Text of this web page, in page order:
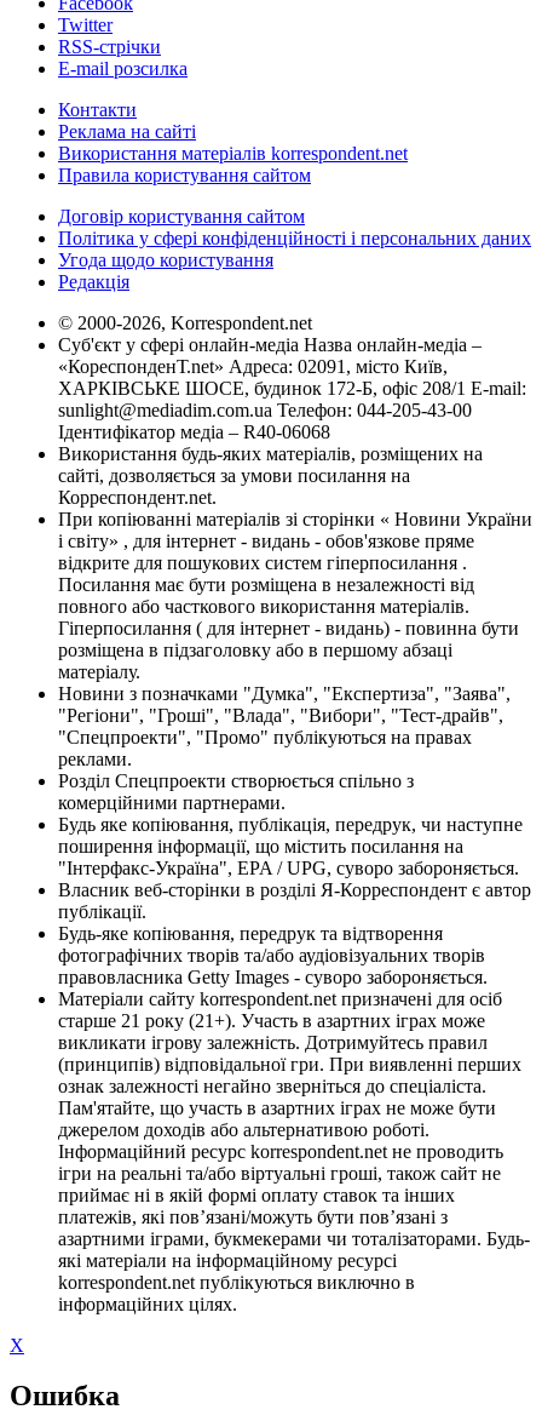
Twitter
RSS-стрічки
E-mail розсилка
Контакти
Реклама на сайті
Використання матеріалів korrespondent.net
Правила користування сайтом
Договір користування сайтом
Політика у сфері конфіденційності і персональних даних
Угода щодо користування
Редакція
© 2000-2026, Korrespondent.net
Суб'єкт у сфері онлайн-медіа Назва онлайн-медіа –
«КореспонденТ.net» Адреса: 02091, місто Київ,
ХАРКІВСЬКЕ ШОСЕ, будинок 172-Б, офіс 208/1 E-mail:
sunlight@mediadim.com.ua Телефон: 044-205-43-00
Ідентифікатор медіа – R40-06068
Використання будь-яких матеріалів, розміщених на
сайті, дозволяється за умови посилання на
Корреспондент.net.
При копіюванні матеріалів зі сторінки « Новини України
і світу» , для інтернет - видань - обов'язкове пряме
відкрите для пошукових систем гіперпосилання .
Посилання має бути розміщена в незалежності від
повного або часткового використання матеріалів.
Гіперпосилання ( для інтернет - видань) - повинна бути
розміщена в підзаголовку або в першому абзаці
матеріалу.
Новини з позначками "Думка", "Експертиза", "Заява",
"Регіони", "Гроші", "Влада", "Вибори", "Тест-драйв",
"Спецпроекти", "Промо" публікуються на правах
реклами.
Розділ Спецпроекти створюється спільно з
комерційними партнерами.
Будь яке копіювання, публікація, передрук, чи наступне
поширення інформації, що містить посилання на
"Інтерфакс-Україна", EPA / UPG, суворо забороняється.
Власник веб-сторінки в розділі Я-Корреспондент є автор
публікації.
Будь-яке копіювання, передрук та відтворення
фотографічних творів та/або аудіовізуальних творів
правовласника Getty Images - суворо забороняється.
Матеріали сайту korrespondent.net призначені для осіб
старше 21 року (21+). Участь в азартних іграх може
викликати ігрову залежність. Дотримуйтесь правил
(принципів) відповідальної гри. При виявленні перших
ознак залежності негайно зверніться до спеціаліста.
Пам'ятайте, що участь в азартних іграх не може бути
джерелом доходів або альтернативою роботі.
Інформаційний ресурс korrespondent.net не проводить
ігри на реальні та/або віртуальні гроші, також сайт не
приймає ні в якій формі оплату ставок та інших
платежів, які пов’язані/можуть бути пов’язані з
азартними іграми, букмекерами чи тоталізаторами. Будь-
які матеріали на інформаційному ресурсі
korrespondent.net публікуються виключно в
інформаційних цілях.
X
Ошибка